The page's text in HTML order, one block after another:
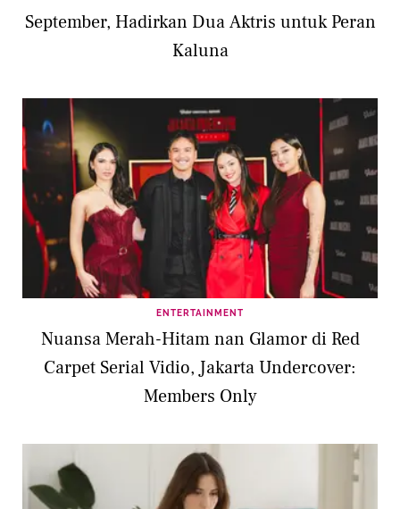
September, Hadirkan Dua Aktris untuk Peran
Kaluna
ENTERTAINMENT
Nuansa Merah-Hitam nan Glamor di Red
Carpet Serial Vidio, Jakarta Undercover:
Members Only